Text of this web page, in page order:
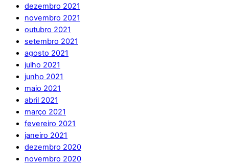
dezembro 2021
novembro 2021
outubro 2021
setembro 2021
agosto 2021
julho 2021
junho 2021
maio 2021
abril 2021
março 2021
fevereiro 2021
janeiro 2021
dezembro 2020
novembro 2020